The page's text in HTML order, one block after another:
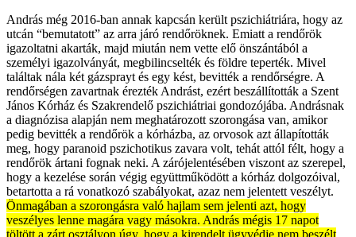
András még 2016-ban annak kapcsán került pszichiátriára, hogy az
utcán “bemutatott” az arra járó rendőröknek. Emiatt a rendőrök
igazoltatni akarták, majd miután nem vette elő önszántából a
személyi igazolványát, megbilincselték és földre teperték. Mivel
találtak nála két gázsprayt és egy kést, bevitték a rendőrségre. A
rendőrségen zavartnak érezték Andrást, ezért beszállították a Szent
János Kórház és Szakrendelő pszichiátriai gondozójába. Andrásnak
a diagnózisa alapján nem meghatározott szorongása van, amikor
pedig bevitték a rendőrök a kórházba, az orvosok azt állapították
meg, hogy paranoid pszichotikus zavara volt, tehát attól félt, hogy a
rendőrök ártani fognak neki. A zárójelentésében viszont az szerepel,
hogy a kezelése során végig együttműködött a kórház dolgozóival,
betartotta a rá vonatkozó szabályokat, azaz nem jelentett veszélyt.
Önmagában a szorongásra való hajlam sem jelenti azt, hogy
veszélyes lenne magára vagy másokra. András mégis 17 napot
töltött a zárt osztályon úgy, hogy a kirendelt ügyvédje nem beszélt